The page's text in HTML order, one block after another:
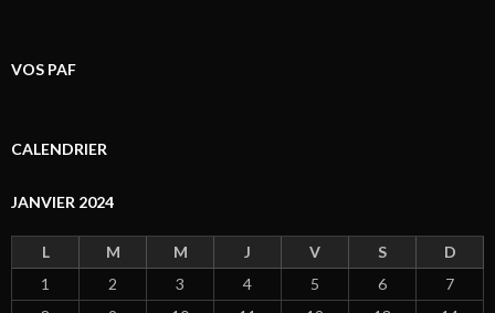
VOS PAF
CALENDRIER
JANVIER 2024
L M M J V S
D
1
2 3 4 5 6
7